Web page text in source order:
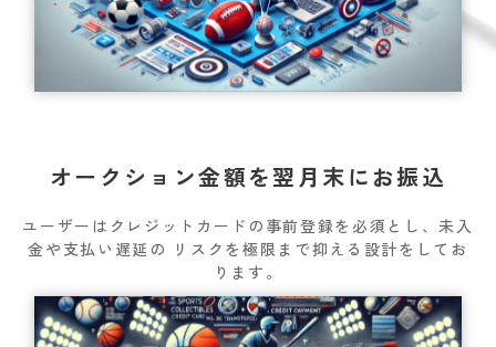
オークション金額を翌月末にお振込
ユーザーはクレジットカードの事前登録を必須とし、未入
金や支払い遅延の リスクを極限まで抑える設計をしてお
ります。